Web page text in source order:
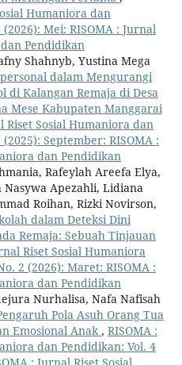
Humaniora dan
Mei: RISOMA : Jurnal
Pendidikan
Shahnyb, Yustina Mega
dalam Mengurangi
di Kalangan Remaja di Desa
Mese Kabupaten Manggarai
Riset Sosial Humaniora dan
September: RISOMA :
dan Pendidikan
Rafeylah Areefa Elya,
Apezahli, Lidiana
Roihan, Rizki Novirson,
dalam Deteksi Dini
Remaja: Sebuah Tinjauan
Riset Sosial Humaniora
2 (2026): Maret: RISOMA :
dan Pendidikan
Nurhalisa, Nafa Nafisah
Pola Asuh Orang Tua
Emosional Anak , RISOMA :
dan Pendidikan: Vol. 4